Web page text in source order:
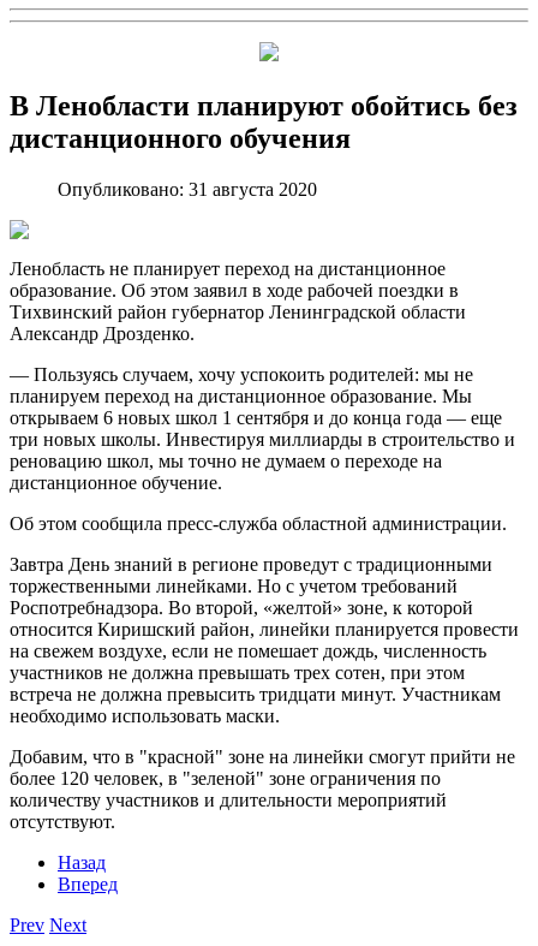
В Ленобласти планируют обойтись без
дистанционного обучения
Опубликовано: 31 августа 2020
Ленобласть не планирует переход на дистанционное
образование. Об этом заявил в ходе рабочей поездки в
Тихвинский район губернатор Ленинградской области
Александр Дрозденко.
— Пользуясь случаем, хочу успокоить родителей: мы не
планируем переход на дистанционное образование. Мы
открываем 6 новых школ 1 сентября и до конца года — еще
три новых школы. Инвестируя миллиарды в строительство и
реновацию школ, мы точно не думаем о переходе на
дистанционное обучение.
Об этом сообщила пресс-служба областной администрации.
Завтра День знаний в регионе проведут с традиционными
торжественными линейками. Но с учетом требований
Роспотребнадзора. Во второй, «желтой» зоне, к которой
относится Киришский район, линейки планируется провести
на свежем воздухе, если не помешает дождь, численность
участников не должна превышать трех сотен, при этом
встреча не должна превысить тридцати минут. Участникам
необходимо использовать маски.
Добавим, что в "красной" зоне на линейки смогут прийти не
более 120 человек, в "зеленой" зоне ограничения по
количеству участников и длительности мероприятий
отсутствуют.
Назад
Вперед
Prev Next